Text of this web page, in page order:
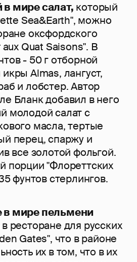
мире салат, который
Sea&Earth", можно
оксфордского
Quat Saisons". В
- 50 г отборной
Almas, лангуст,
и лобстер. Автор
Бланк добавил в него
молодой салат с
масла, тертые
перец, спаржу и
все золотой фольгой.
порции "Флореттских
фунтов стерлингов.
мире пельмени
ресторане для русских
Gates", что в районе
их в том, что в их